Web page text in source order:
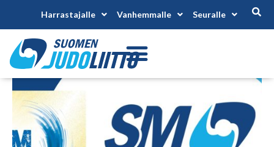
Harrastajalle Vanhemmalle Seuralle